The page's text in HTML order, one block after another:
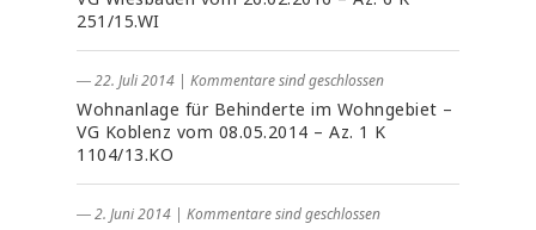
251/15.WI
― 22. Juli 2014 | Kommentare sind geschlossen
Wohnanlage für Behinderte im Wohngebiet –
VG Koblenz vom 08.05.2014 – Az. 1 K
1104/13.KO
― 2. Juni 2014 | Kommentare sind geschlossen